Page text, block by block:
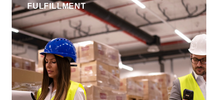
FULFILLMENT